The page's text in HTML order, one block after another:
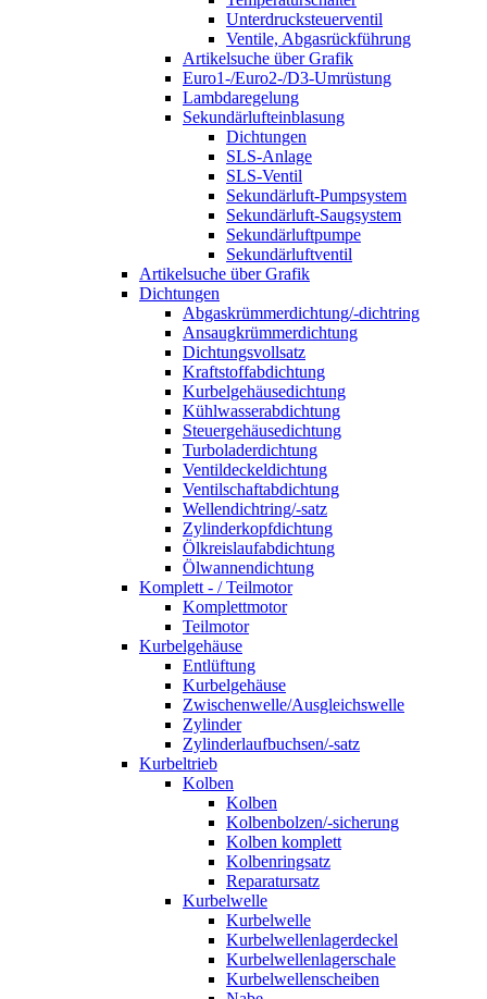
Unterdrucksteuerventil
Ventile, Abgasrückführung
Artikelsuche über Grafik
Euro1-/Euro2-/D3-Umrüstung
Lambdaregelung
Sekundärlufteinblasung
Dichtungen
SLS-Anlage
SLS-Ventil
Sekundärluft-Pumpsystem
Sekundärluft-Saugsystem
Sekundärluftpumpe
Sekundärluftventil
Artikelsuche über Grafik
Dichtungen
Abgaskrümmerdichtung/-dichtring
Ansaugkrümmerdichtung
Dichtungsvollsatz
Kraftstoffabdichtung
Kurbelgehäusedichtung
Kühlwasserabdichtung
Steuergehäusedichtung
Turboladerdichtung
Ventildeckeldichtung
Ventilschaftabdichtung
Wellendichtring/-satz
Zylinderkopfdichtung
Ölkreislaufabdichtung
Ölwannendichtung
Komplett - / Teilmotor
Komplettmotor
Teilmotor
Kurbelgehäuse
Entlüftung
Kurbelgehäuse
Zwischenwelle/Ausgleichswelle
Zylinder
Zylinderlaufbuchsen/-satz
Kurbeltrieb
Kolben
Kolben
Kolbenbolzen/-sicherung
Kolben komplett
Kolbenringsatz
Reparatursatz
Kurbelwelle
Kurbelwelle
Kurbelwellenlagerdeckel
Kurbelwellenlagerschale
Kurbelwellenscheiben